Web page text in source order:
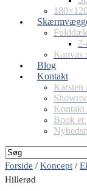
Kanvas
Blog
Kontakt
Karsten
Kontakt
Book et
Forside / Koncept /
Hillerød